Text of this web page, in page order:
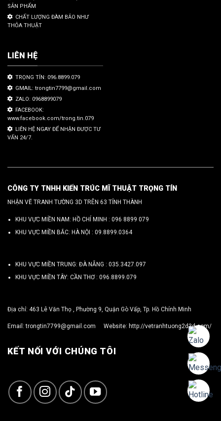
SẢN PHẨM
CHẤT LƯỢNG ĐÀM BẢO NHƯ
THỎA THUẬT
LIÊN HỆ
TRỌNG TÍN: 096.8899.079
GMAIL: trongtin7799@gmail.com
ZALO: 0968899079
FACEBOOK:
www.facebook.com/trong.tin.079
LIÊN HỆ NGAY ĐỂ NHẬN ĐƯỢC TƯ
VẤN 24/7.
CÔNG TY TNHH KIẾN TRÚC MĨ THUẬT TRỌNG TÍN
NHẬN VẼ TRANH TƯỜNG 3D TRÊN 63 TỈNH THÀNH
KHU VỰC MIỀN NAM: HỒ CHÍ MINH : 096 8899 079
KHU VỰC MIỀN BẮC: HÀ NỘI : 09.8899.0364
KHU VỰC MIỀN TRUNG: ĐÀ NẴNG : 035.3427.097
KHU VỰC MIỀN TÂY: CẦN THƠ : 096.8899.079
Địa chỉ: 463 Lê Văn Thọ , Phường 9, Quận Gò Vấp, Tp. Hồ Chính Minh
Email:trongtin7799@gmail.com Website: http://vetranhtuong2d3d.com/
KẾT NỐI VỚI CHÚNG TÔI